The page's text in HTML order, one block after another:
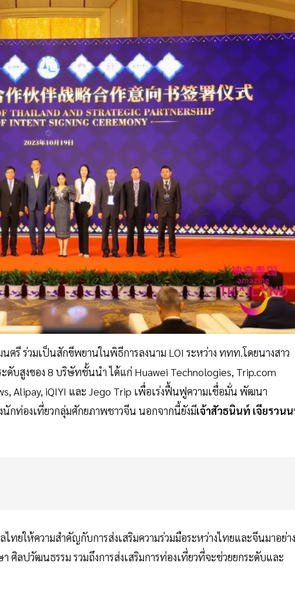
นตรี ร่วมเป็นสักขีพยานในพิธีการลงนาม LOI ระหว่าง ททท.โดยนางสาว
บสูงของ 8 บริษัทชั้นนำ ได้แก่ Huawei Technologies, Trip.com
Alipay, iQIYI และ Jego Trip เพื่อเร่งฟื้นฟูความเชื่อมั่น พัฒนา
กท่องเที่ยวกลุ่มศักยภาพชาวจีน นอกจากนี้ยังมีเจ้าสัวธนินท์ เจียรวน
ไทยให้ความสำคัญกับการส่งเสริมความร่วมมือระหว่างไทยและจีนมาอย่าง
ศิลปวัฒนธรรม รวมถึงการส่งเสริมการท่องเที่ยวที่จะช่วยยกระดับและ